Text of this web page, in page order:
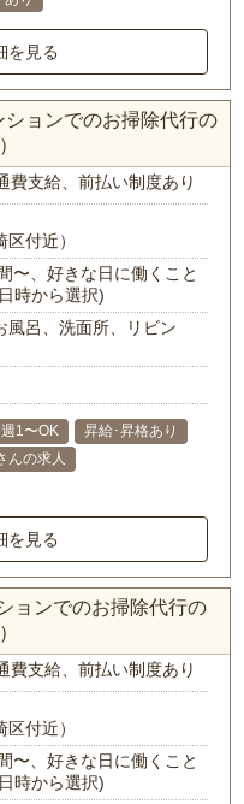
を見る
ョンでのお掃除代行の
費支給、前払い制度あり
区付近）
〜、好きな日に働くこと
時から選択)
風呂、洗面所、リビン
週1〜OK
昇給･昇格あり
んの求人
を見る
ョンでのお掃除代行の
費支給、前払い制度あり
区付近）
〜、好きな日に働くこと
時から選択)